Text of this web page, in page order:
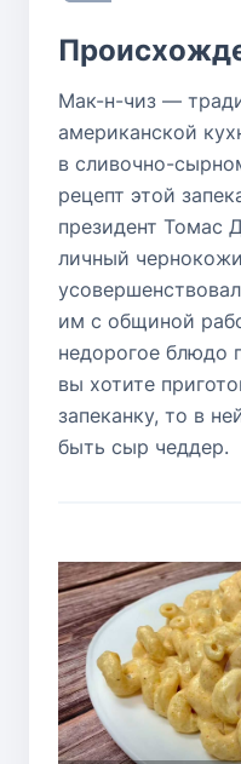
Мак-н-чиз —
американской
в сливочно-
рецепт этой
президент Томас
личный
им с общиной
недорогое блюдо
вы хотите
запеканку, то в
быть сыр чеддер.